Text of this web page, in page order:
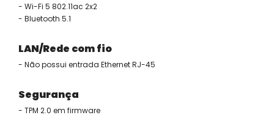
- Wi-Fi 5 802.11ac 2x2
- Bluetooth 5.1
LAN/Rede com fio
- Não possui entrada Ethernet RJ-45
Segurança
- TPM 2.0 em firmware